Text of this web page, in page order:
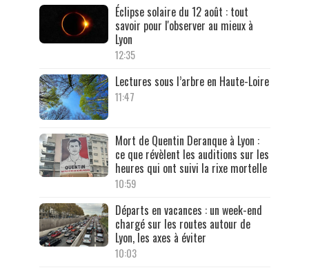
Éclipse solaire du 12 août : tout
savoir pour l'observer au mieux à
Lyon
12:35
Lectures sous l’arbre en Haute-Loire
11:47
Mort de Quentin Deranque à Lyon :
ce que révèlent les auditions sur les
heures qui ont suivi la rixe mortelle
10:59
Départs en vacances : un week-end
chargé sur les routes autour de
Lyon, les axes à éviter
10:03